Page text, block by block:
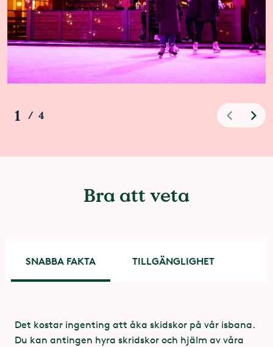
1 / 4
Bra att veta
SNABBA FAKTA TILLGÄNGLIGHET
Det kostar ingenting att åka skidskor på vår isbana.
Du kan antingen hyra skridskor och hjälm av våra
Tillgänglighet
För de som har svårt att hålla balansen finns det